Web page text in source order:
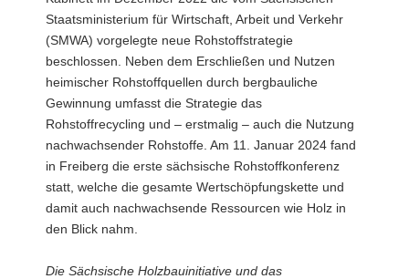
Staatsministerium für Wirtschaft, Arbeit und Verkehr
(SMWA) vorgelegte neue Rohstoffstrategie
beschlossen. Neben dem Erschließen und Nutzen
heimischer Rohstoffquellen durch bergbauliche
Gewinnung umfasst die Strategie das
Rohstoffrecycling und – erstmalig – auch die Nutzung
nachwachsender Rohstoffe. Am 11. Januar 2024 fand
in Freiberg die erste sächsische Rohstoffkonferenz
statt, welche die gesamte Wertschöpfungskette und
damit auch nachwachsende Ressourcen wie Holz in
den Blick nahm.
Die Sächsische Holzbauinitiative und das